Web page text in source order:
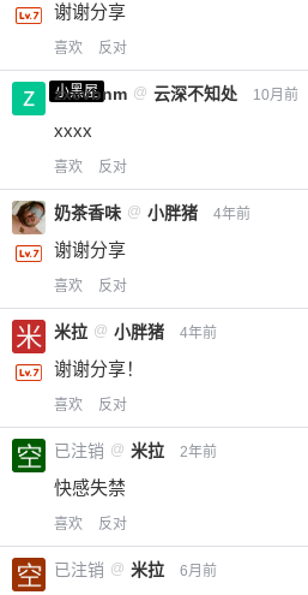
谢谢分享
喜欢 反对
小黑屋
zxcvbnm @ 云深不知处 10月前
xxxx
喜欢 反对
奶茶香味 @ 小胖猪 4年前
谢谢分享
喜欢 反对
米拉 @ 小胖猪 4年前
谢谢分享！
喜欢 反对
已注销 @ 米拉 2年前
快感失禁
喜欢 反对
已注销 @ 米拉 6月前